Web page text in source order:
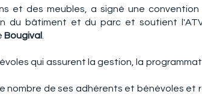
et des meubles, a signé une
du bâtiment et du parc et soutient
Bougival
qui assurent la gestion, la
nombre de ses adhérents et bénévoles et